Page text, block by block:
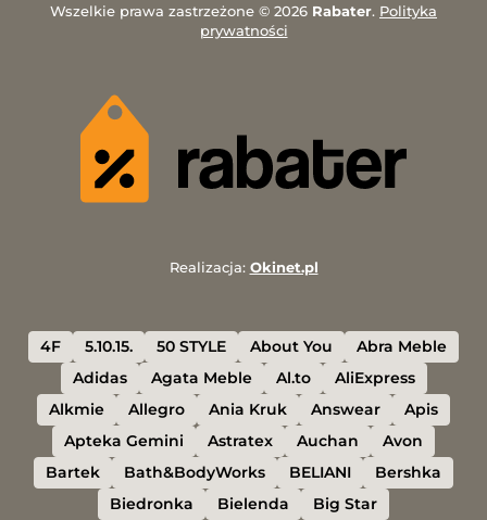
Wszelkie prawa zastrzeżone © 2026 Rabater. Polityka
prywatności
Realizacja: Okinet.pl
4F 5.10.15. 50 STYLE About You
Abra Meble
Adidas
Agata Meble Al.to
AliExpress
Alkmie
Allegro Ania Kruk Answear
Apis
Apteka Gemini
Astratex Auchan
Avon
Bartek
Bath&BodyWorks BELIANI
Bershka
Biedronka
Bielenda Big Star